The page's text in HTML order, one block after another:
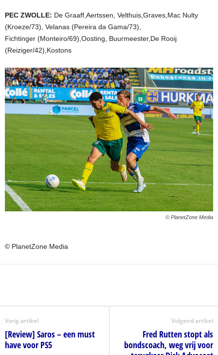
PEC ZWOLLE: De Graaff,Aertssen, Velthuis,Graves,Mac Nulty
(Kroeze/73), Velanas (Pereira da Gama/73),
Fichtinger (Monteiro/69),Oosting, Buurmeester,De Rooij
(Reiziger/42),Kostons
© PlanetZone Media
© PlanetZone Media
Vorig artikel
[Review] Saros – een must
have voor PS5
Volgend artikel
Fred Rutten stopt als
bondscoach, weg vrij voor